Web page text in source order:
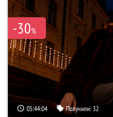
-30%
05:44:03 Получили: 32